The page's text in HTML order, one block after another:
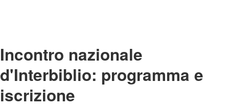
Incontro nazionale
d'Interbiblio: programma e
iscrizione